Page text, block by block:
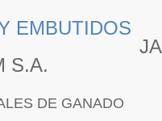
S.A.
DE GANADO